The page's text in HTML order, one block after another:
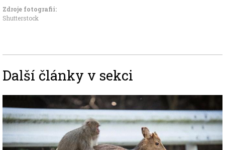
Zdroje fotografii:
Shutterstock
Další články v sekci